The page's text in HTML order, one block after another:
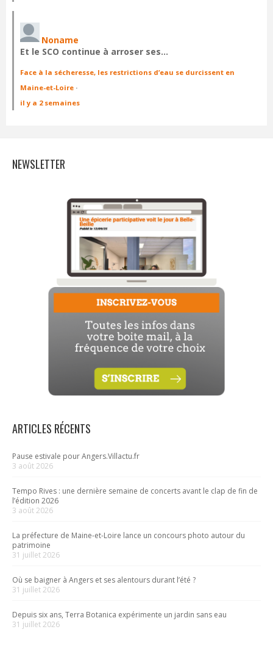
Noname
Et le SCO continue à arroser ses…
Face à la sécheresse, les restrictions d’eau se durcissent en
Maine-et-Loire ·
il y a 2 semaines
NEWSLETTER
ARTICLES RÉCENTS
Pause estivale pour Angers.Villactu.fr
3 août 2026
Tempo Rives : une dernière semaine de concerts avant le clap de fin de
l’édition 2026
3 août 2026
La préfecture de Maine-et-Loire lance un concours photo autour du
patrimoine
31 juillet 2026
Où se baigner à Angers et ses alentours durant l’été ?
31 juillet 2026
Depuis six ans, Terra Botanica expérimente un jardin sans eau
31 juillet 2026